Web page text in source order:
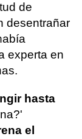
de
desentrañar
experta en
hasta
el